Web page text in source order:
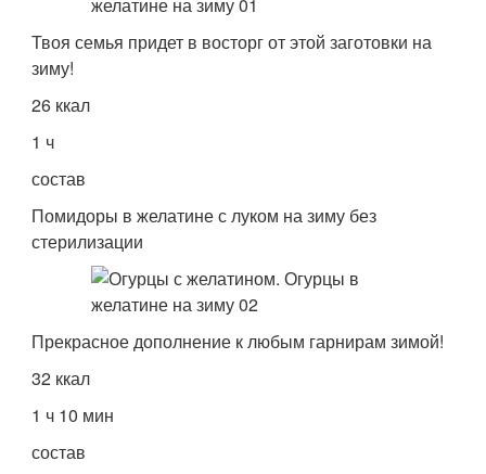
Твоя семья придет в восторг от этой заготовки на
зиму!
26 ккал
1 ч
состав
Помидоры в желатине с луком на зиму без
стерилизации
Прекрасное дополнение к любым гарнирам зимой!
32 ккал
1 ч 10 мин
состав